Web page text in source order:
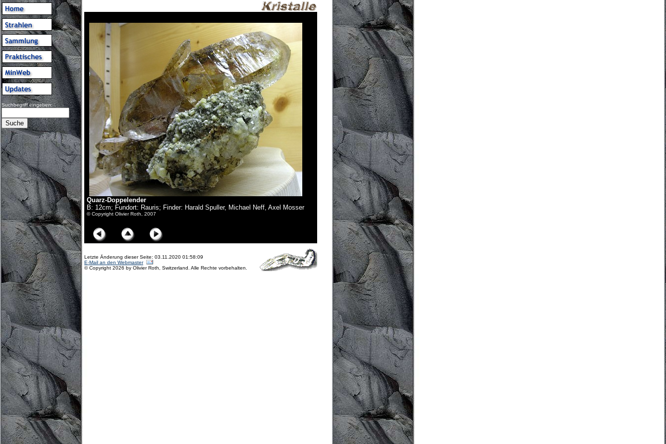
Suchbegriff eingeben:
Quarz-Doppelender
B: 12cm; Fundort: Rauris; Finder: Harald Spuller, Michael Neff, Axel Mosser
© Copyright Olivier Roth, 2007
Letzte Änderung dieser Seite: 03.11.2020 01:58:09
E-Mail an den Webmaster
© Copyright 2026 by Olivier Roth, Switzerland. Alle Rechte vorbehalten.